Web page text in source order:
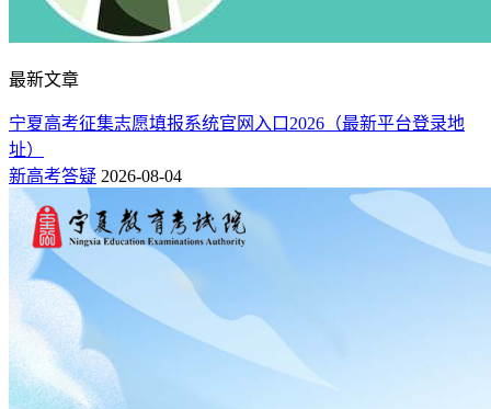
最新文章
宁夏高考征集志愿填报系统官网入口2026（最新平台登录地
址）
新高考答疑 2026-08-04